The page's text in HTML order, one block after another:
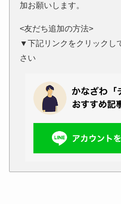
加お願いします。
<友だち追加の方法>
▼下記リンクをクリックし
さい